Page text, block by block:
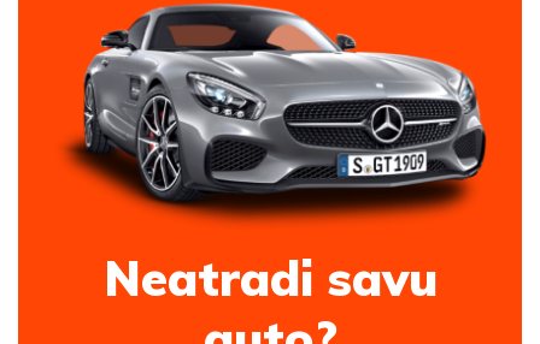
Neatradi savu